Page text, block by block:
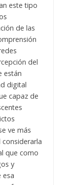
este tipo
de las
del
están
digital
capaz de
ve más
que como
y
esa